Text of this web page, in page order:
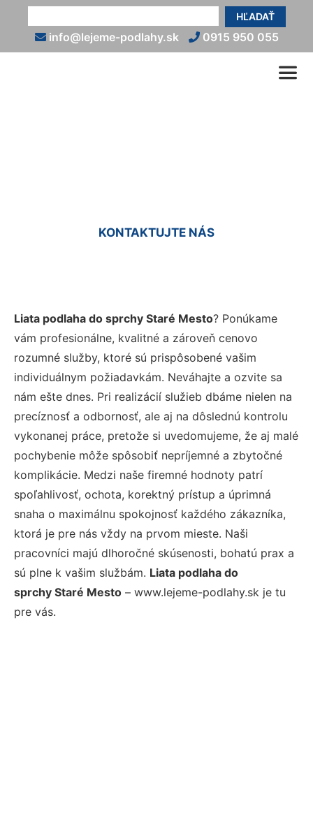
HĽADAŤ
info@lejeme-podlahy.sk 0915 950 055
KONTAKTUJTE NÁS
Liata podlaha do sprchy Staré Mesto? Ponúkame
vám profesionálne, kvalitné a zároveň cenovo
rozumné služby, ktoré sú prispôsobené vašim
individuálnym požiadavkám. Neváhajte a ozvite sa
nám ešte dnes. Pri realizácií služieb dbáme nielen na
precíznosť a odbornosť, ale aj na dôslednú kontrolu
vykonanej práce, pretože si uvedomujeme, že aj malé
pochybenie môže spôsobiť nepríjemné a zbytočné
komplikácie. Medzi naše firemné hodnoty patrí
spoľahlivosť, ochota, korektný prístup a úprimná
snaha o maximálnu spokojnosť každého zákazníka,
ktorá je pre nás vždy na prvom mieste. Naši
pracovníci majú dlhoročné skúsenosti, bohatú prax a
sú plne k vašim službám. Liata podlaha do
sprchy Staré Mesto – www.lejeme-podlahy.sk je tu
pre vás.